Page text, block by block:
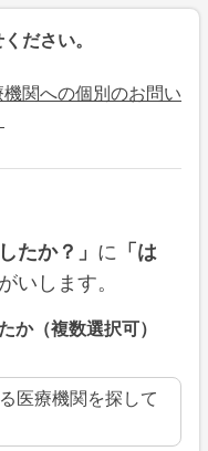
ださい。
関への個別のお問い
たか？」 に 「は
いします。
か（複数選択可）
医療機関を探して